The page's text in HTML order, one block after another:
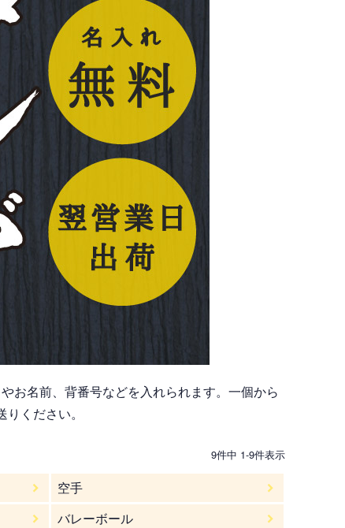
お名前、背番号などを入れられます。一個から
ください。
9件中 1-9件表示
空手
バレーボール